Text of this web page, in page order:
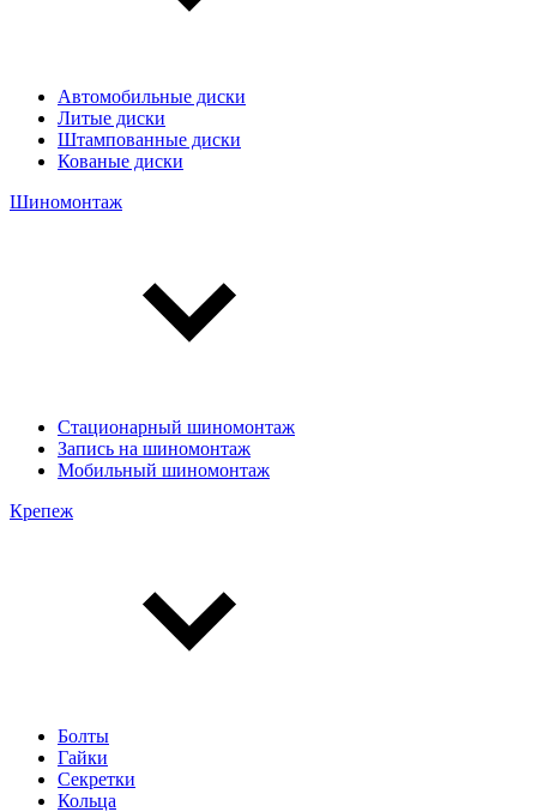
Автомобильные диски
Литые диски
Штампованные диски
Кованые диски
Шиномонтаж
Стационарный шиномонтаж
Запись на шиномонтаж
Мобильный шиномонтаж
Крепеж
Болты
Гайки
Секретки
Кольца